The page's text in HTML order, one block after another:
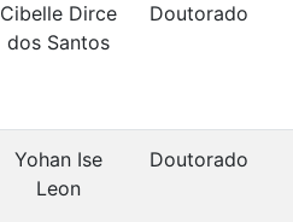
Cibelle Dirce
dos Santos
Doutorado
Yohan Ise
Leon
Doutorado